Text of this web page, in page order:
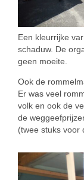
Een kleurrijke
schaduw. De
geen moeite.
Ook de
Er was veel
volk en ook de
de
(twee stuks voor